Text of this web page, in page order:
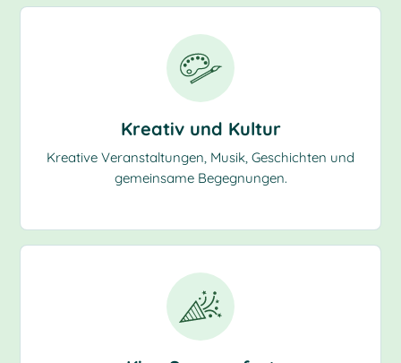
Kreativ und Kultur
Kreative Veranstaltungen, Musik, Geschichten und
gemeinsame Begegnungen.